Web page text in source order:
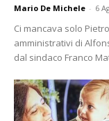
Mario De Michele - 6
Ci mancava solo
amministrativi di
dal sindaco Franco